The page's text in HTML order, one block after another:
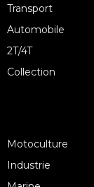
Transport
Automobile
2T/4T
Collection
Motoculture
Industrie